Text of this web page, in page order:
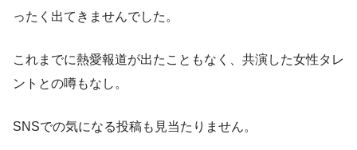
ったく出てきませんでした。
これまでに熱愛報道が出たこともなく、共演した女性タレ
ントとの噂もなし。
SNSでの気になる投稿も見当たりません。